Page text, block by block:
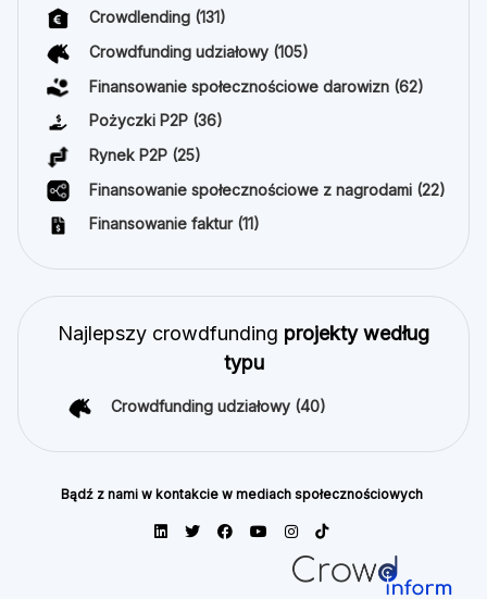
Crowdlending (131)
Crowdfunding udziałowy (105)
Finansowanie społecznościowe darowizn (62)
Pożyczki P2P (36)
Rynek P2P (25)
Finansowanie społecznościowe z nagrodami (22)
Finansowanie faktur (11)
Najlepszy crowdfunding projekty według
typu
Crowdfunding udziałowy (40)
Bądź z nami w kontakcie w mediach społecznościowych